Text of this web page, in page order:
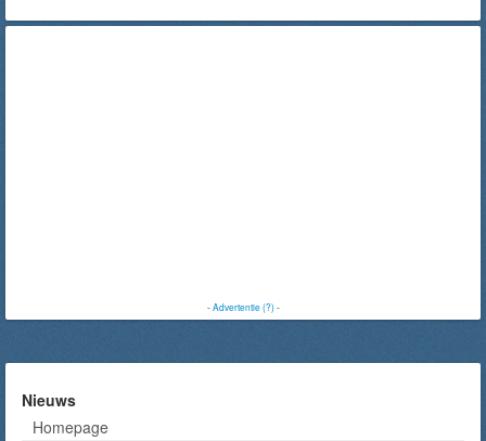
-Advertentie (?)-
Nieuws
Homepage